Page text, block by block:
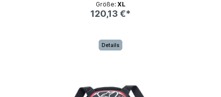
Größe: XL
120,13 €*
Details